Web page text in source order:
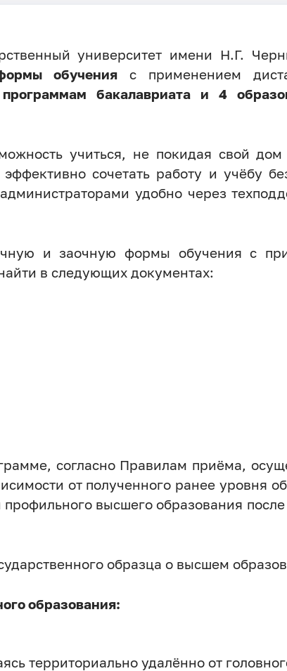
университет имени Н.Г.
обучения с применением
бакалавриата и 4
учиться, не покидая свой
сочетать работу и учёбу
удобно через
и заочную формы обучения с
в следующих документах:
согласно Правилам приёма,
от полученного ранее уровня
высшего образования
образца о высшем
образования:
территориально удалённо от